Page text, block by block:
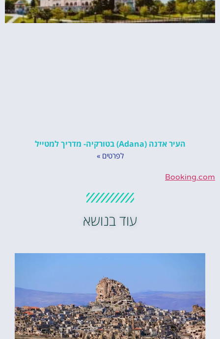
העיר אדנה (Adana) בטורקיה- מדריך למטייל
לפרטים »
Booking.com
עוד בנושא